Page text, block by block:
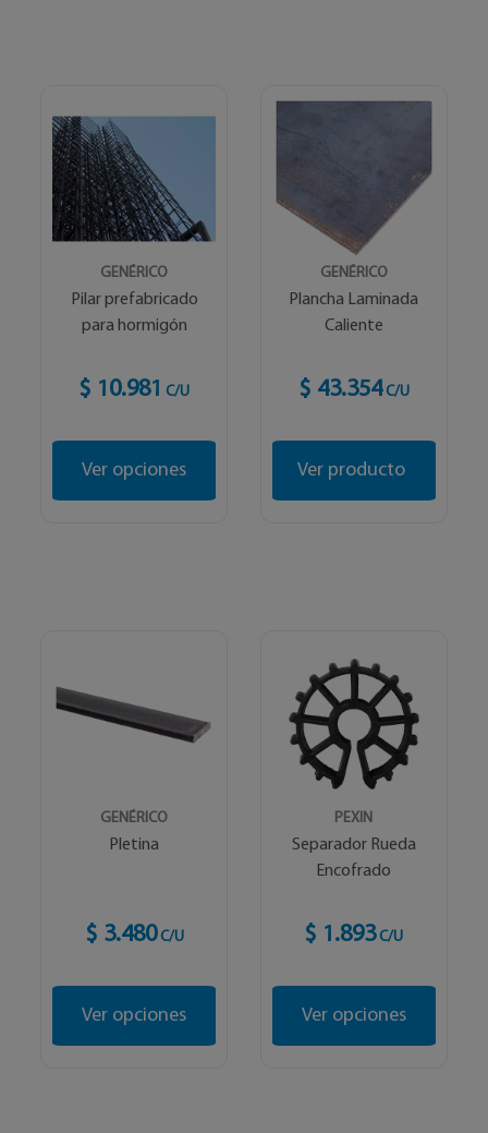
GENÉRICO
Pilar prefabricado
para hormigón
$ 10.981 C/U
Ver opciones
GENÉRICO
Plancha Laminada
Caliente
$ 43.354 C/U
Ver producto
GENÉRICO
Pletina
$ 3.480 C/U
Ver opciones
PEXIN
Separador Rueda
Encofrado
$ 1.893 C/U
Ver opciones